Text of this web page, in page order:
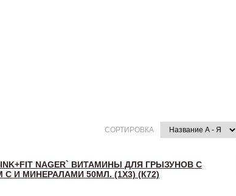
СОРТИРОВКА
NAGER` ВИТАМИНЫ ДЛЯ ГРЫЗУНОВ С
И МИНЕРАЛАМИ 50МЛ. (1Х3) (К72)